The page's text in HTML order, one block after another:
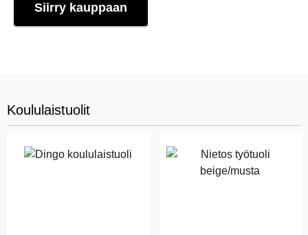
Siirry kauppaan
Koululaistuolit